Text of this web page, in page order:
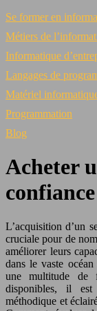
Se former en
Métiers de
Informatique
Langages de
Matériel
Programmation
Blog
Acheter
L’acquisition d’un
cruciale pour de
améliorer leurs
dans le vaste
une multitude de
disponibles, il est
méthodique et